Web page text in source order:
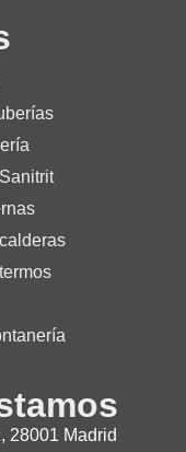
28001 Madrid